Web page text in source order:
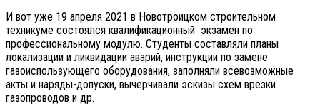
И вот уже 19 апреля 2021 в Новотроицком строительном
техникуме состоялся квалификационный экзамен по
профессиональному модулю. Студенты составляли планы
локализации и ликвидации аварий, инструкции по замене
газоиспользующего оборудования, заполняли всевозможные
акты и наряды-допуски, вычерчивали эскизы схем врезки
газопроводов и др.